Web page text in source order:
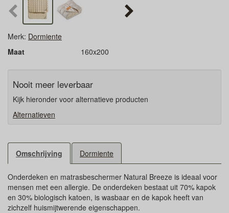
Merk: Dormiente
Maat
160x200
Nooit meer leverbaar
Kijk hieronder voor alternatieve producten
Alternatieven
Omschrijving Dormiente
Onderdeken en matrasbeschermer Natural Breeze is ideaal voor
mensen met een allergie. De onderdeken bestaat uit 70% kapok
en 30% biologisch katoen, is wasbaar en de kapok heeft van
zichzelf huismijtwerende eigenschappen.